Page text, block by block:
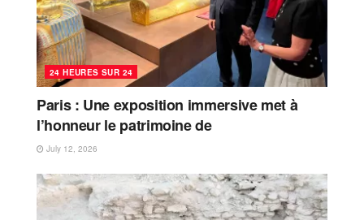
24 HEURES SUR 24
Paris : Une exposition immersive met à
l’honneur le patrimoine de
July 12, 2026